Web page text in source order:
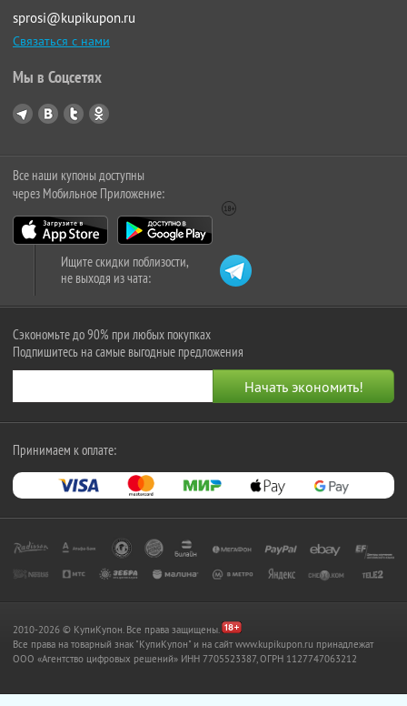
sprosi@kupikupon.ru
Связаться с нами
Мы в Соцсетях
Все наши купоны доступны
через Мобильное Приложение:
Ищите скидки поблизости,
не выходя из чата:
Сэкономьте до 90% при любых покупках
Подпишитесь на самые выгодные предложения
Принимаем к оплате:
2010-2026 © КупиКупон. Все права защищены.
Все права на товарный знак "КупиКупон" и на сайт www.kupikupon.ru принадлежат
OOO «Агентство цифровых решений» ИНН 7705523387, ОГРН 1127747063212